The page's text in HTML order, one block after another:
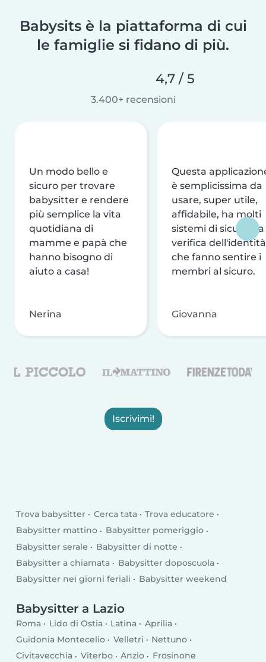
Babysits è la piattaforma di cui
le famiglie si fidano di più.
4,7 / 5
3.400+ recensioni
Un modo bello e
sicuro per trovare
babysitter e rendere
più semplice la vita
quotidiana di
mamme e papà che
hanno bisogno di
aiuto a casa!
Nerina
Questa
è semplicissima da
usare, super utile,
affidabile, ha molti
sistemi di sicurezza
verifica dell'identità
che fanno sentire i
membri al sicuro.
Giovanna
Iscrivimi!
Trova babysitter Cerca tata
Trova educatore
Babysitter mattino
Babysitter pomeriggio
Babysitter serale
Babysitter di notte
Babysitter a chiamata
Babysitter doposcuola
Babysitter nei giorni feriali
Babysitter weekend
Babysitter a Lazio
Roma Lido di Ostia Latina
Aprilia
Guidonia Montecelio
Velletri
Nettuno
Civitavecchia
Viterbo Anzio Frosinone